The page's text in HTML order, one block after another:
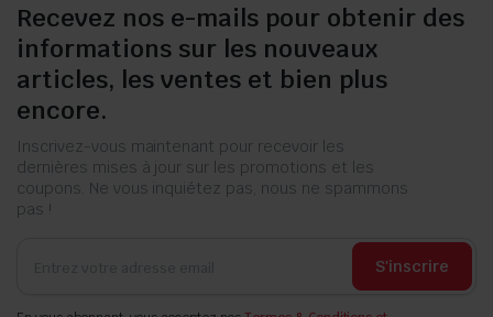
Recevez nos e-mails pour obtenir des
informations sur les nouveaux
articles, les ventes et bien plus
encore.
Inscrivez-vous maintenant pour recevoir les
dernières mises à jour sur les promotions et les
coupons. Ne vous inquiétez pas, nous ne spammons
pas !
S'inscrire